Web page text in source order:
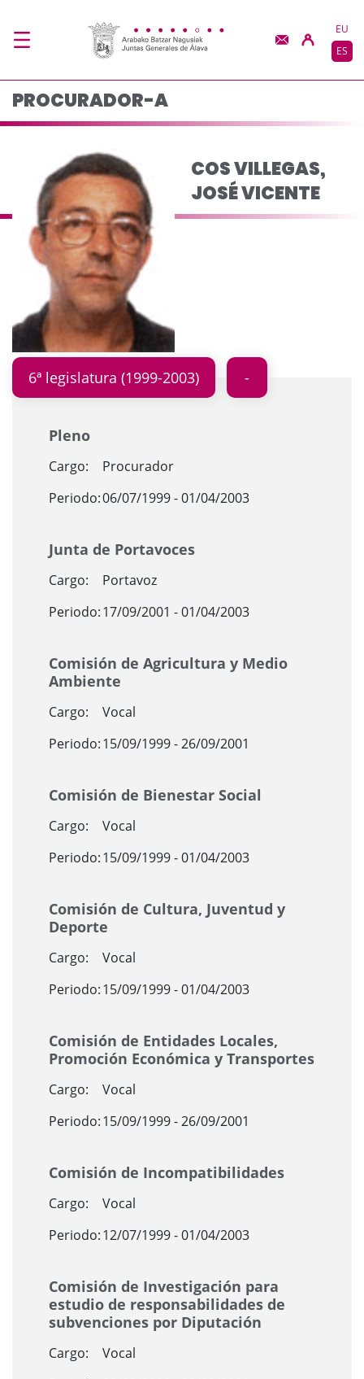
COS VILLEGAS, JOSÉEU
ES
PROCURADOR-A
COS VILLEGAS,
JOSÉ VICENTE
6ª legislatura (1999-2003)
Pleno
Cargo:
Procurador
Periodo:06/07/1999 - 01/04/2003
Junta de Portavoces
Cargo:
Portavoz
Periodo:17/09/2001 - 01/04/2003
Comisión de Agricultura y Medio
Ambiente
Cargo:
Vocal
Periodo:15/09/1999 - 26/09/2001
Comisión de Bienestar Social
Cargo:
Vocal
Periodo:15/09/1999 - 01/04/2003
Comisión de Cultura, Juventud y
Deporte
Cargo:
Vocal
Periodo:15/09/1999 - 01/04/2003
Comisión de Entidades Locales,
Promoción Económica y Transportes
Cargo:
Vocal
Periodo:15/09/1999 - 26/09/2001
Comisión de Incompatibilidades
Cargo:
Vocal
Periodo:12/07/1999 - 01/04/2003
Comisión de Investigación para
estudio de responsabilidades de
subvenciones por Diputación
Cargo:
Vocal